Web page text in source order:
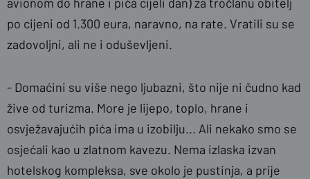
po cijeni od 1.300 eura, naravno, na rate. Vratili su se
zadovoljni, ali ne i oduševljeni.
- Domaćini su više nego ljubazni, što nije ni čudno kad
žive od turizma. More je lijepo, toplo, hrane i
osvježavajućih pića ima u izobilju... Ali nekako smo se
osjećali kao u zlatnom kavezu. Nema izlaska izvan
hotelskog kompleksa, sve okolo je pustinja, a prije